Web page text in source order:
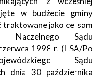
w budżecie gminy
jako cel sam
Sądu
1998 r. (I SA/Po
Sądu
dnia 30 października